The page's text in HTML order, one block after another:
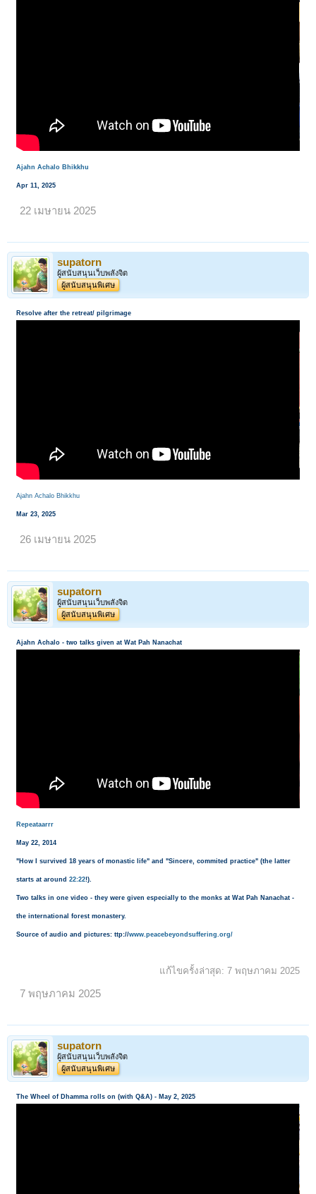
Ajahn Achalo Bhikkhu
Apr 11, 2025
22 เมษายน 2025
supatorn
ผู้สนับสนุนเว็บพลังจิต
ผู้สนับสนุนพิเศษ
Resolve after the retreat/ pilgrimage
Ajahn Achalo Bhikkhu
Mar 23, 2025
26 เมษายน 2025
supatorn
ผู้สนับสนุนเว็บพลังจิต
ผู้สนับสนุนพิเศษ
Ajahn Achalo - two talks given at Wat Pah Nanachat
Repeataarrr
May 22, 2014
"How I survived 18 years of monastic life" and "Sincere, commited practice" (the latter
starts at around22:22!).
Two talks in one video - they were given especially to the monks at Wat Pah Nanachat -
the international forest monastery.
Source of audio and pictures: ttp://www.peacebeyondsuffering.org/
แก้ไขครั้งล่าสุด: 7 พฤษภาคม 2025
7 พฤษภาคม 2025
supatorn
ผู้สนับสนุนเว็บพลังจิต
ผู้สนับสนุนพิเศษ
The Wheel of Dhamma rolls on (with Q&A) - May 2, 2025